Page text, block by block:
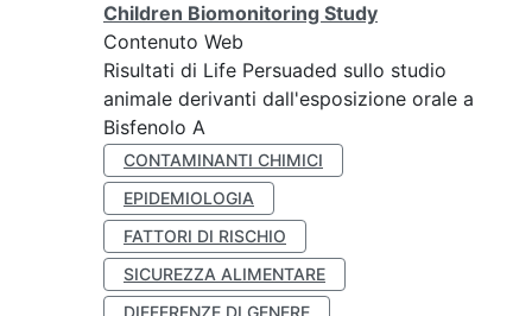
Children Biomonitoring Study
Contenuto Web
Risultati di Life Persuaded sullo studio
animale derivanti dall'esposizione orale a
Bisfenolo A
CONTAMINANTI CHIMICI
EPIDEMIOLOGIA
FATTORI DI RISCHIO
SICUREZZA ALIMENTARE
DIFFERENZE DI GENERE